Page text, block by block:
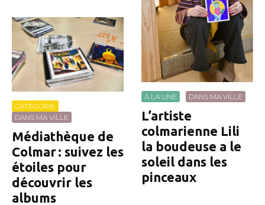
CATEGORIE
DANS MA VILLE
Médiathèque de
Colmar : suivez les
étoiles pour
découvrir les
albums
À LA UNE DANS MA VILLE
L’artiste
colmarienne Lili
la boudeuse a le
soleil dans les
pinceaux